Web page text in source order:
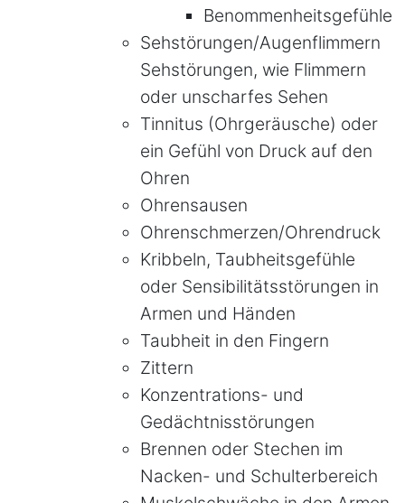
Benommenheitsgefühle
Sehstörungen/Augenflimmern
Sehstörungen, wie Flimmern
oder unscharfes Sehen
Tinnitus (Ohrgeräusche) oder
ein Gefühl von Druck auf den
Ohren
Ohrensausen
Ohrenschmerzen/Ohrendruck
Kribbeln, Taubheitsgefühle
oder Sensibilitätsstörungen in
Armen und Händen
Taubheit in den Fingern
Zittern
Konzentrations- und
Gedächtnisstörungen
Brennen oder Stechen im
Nacken- und Schulterbereich